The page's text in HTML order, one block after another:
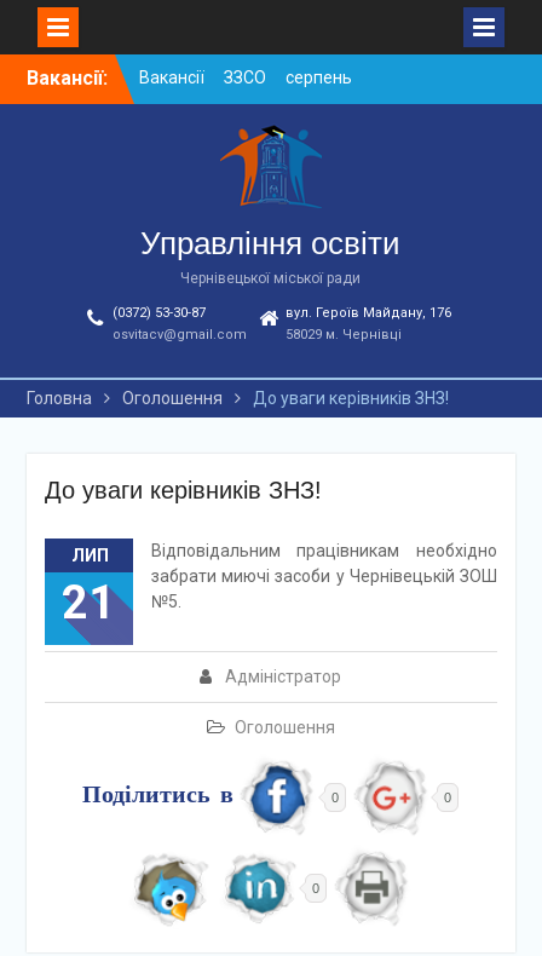
SkipВакансії:
Вакансії ЗЗСО серпень
2026
Вакансії ЗЗСО червень
Вакансії у ЗДО та
дошкільних підрозділах
ЗЗСО станом на
01.08.2026 р.
Управління освіти
Чернівецької міської ради
(0372) 53-30-87
osvitacv@gmail.com
вул. Героїв Майдану, 176
58029 м. Чернівці
Головна Оголошення До уваги керівників ЗНЗ!
До уваги керівників ЗНЗ!
ЛИП
21
Адміністратор
Оголошення
Відповідальним працівникам необхідно
забрати миючі засоби у Чернівецькій ЗОШ
№5.
Поділитись в 0 0
0